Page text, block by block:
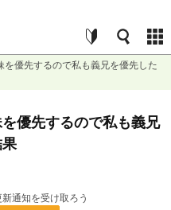
を優先するので私も義兄を優先した
優先するので私も義兄
通知を受け取ろう